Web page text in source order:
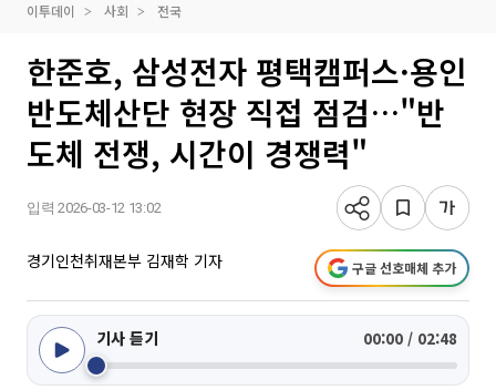
이투데이 사회 전국
한준호, 삼성전자 평택캠퍼스·용인
반도체산단 현장 직접 점검…"반
도체 전쟁, 시간이 경쟁력"
입력 2026-03-12 13:02
경기인천취재본부 김재학 기자 구글 선호매체 추가
기사 듣기 00:00 / 02:48